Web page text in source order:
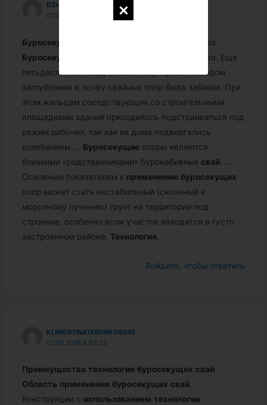
DZHORDANGABAKUNOV9964
07.09.2018 В 02:32
Буросекущие
и устройство
Буросекущие
и устройство. Еще
пятьдесят лет назад самым популярным методом
заглубления в почву свайных опор была забивка. При
этом жильцам соседствующих со строительными
площадками зданий приходилось подстраиваться под
режим рабочих, так как их дома подвергались
колебаниям.
… Буросекущие опоры являются
близкими «родственниками» буронабивных свай
…
Основным показателем к применению буросекущих
опор может стать нестабильный (склонный к
морозному пучению) грунт на территории под
строение, особенно если участок находится в густо
застроенном районе. Технология
Войдите, чтобы ответить
KLIMENTINATABORKO6345
07.09.2018 В 02:32
Преимущества технологии буросекущих свай
Область применения буросекущих свай.
Конструкции с использованием технологии